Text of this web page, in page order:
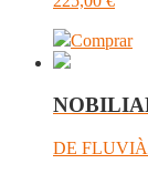
Comprar
DE